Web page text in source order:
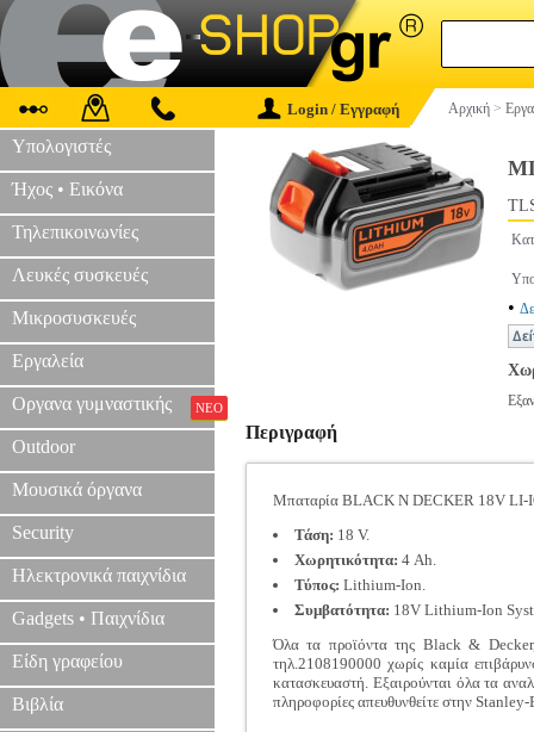
Login / Εγγραφή Αρχική >
Υπολογιστές
Ήχος • Εικόνα
Τηλεπικοινωνίες
Λευκές συσκευές
Μικροσυσκευές
Εργαλεία
Οργανα γυμναστικής ΝΕΟ
Outdoor
Μουσικά όργανα
Security
Ηλεκτρονικά παιχνίδια
Gadgets • Παιχνίδια
Είδη γραφείου
Βιβλία
•
Περιγραφή
Μπαταρία BLACK N DECKER 18V LI-
Τάση: 18 V.
Χωρητικότητα: 4 Ah.
Τύπος: Lithium-Ion.
Συμβατότητα: 18V Lithium-Ion
Όλα τα προϊόντα της Black &
τηλ.2108190000 χωρίς καμία
κατασκευαστή. Εξαιρούνται όλα τα
πληροφορίες απευθυνθείτε στην